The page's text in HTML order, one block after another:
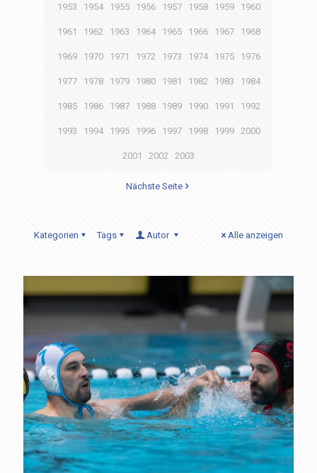
1953 1954 1955 1956 1957 1958 1959 1960
1961 1962 1963 1964 1965 1966 1967 1968
1969 1970 1971 1972 1973 1974 1975 1976
1977 1978 1979 1980 1981 1982 1983 1984
1985 1986 1987 1988 1989 1990 1991 1992
1993 1994 1995 1996 1997 1998 1999 2000
2001 2002 2003
Nächste Seite
Kategorien Tags Autor Alle anzeigen